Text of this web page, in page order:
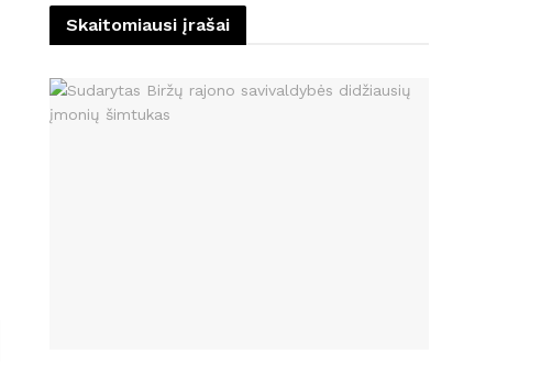
Skaitomiausi įrašai